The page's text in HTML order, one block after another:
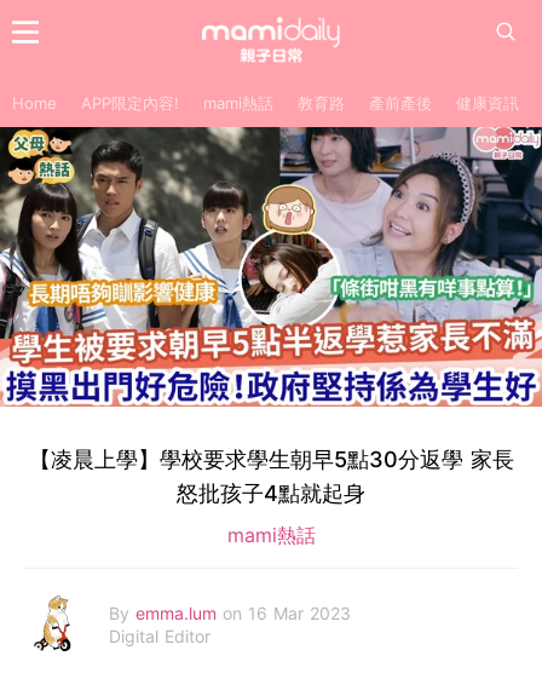
Home APP限定內容! mami熱話 教育路 產前產後 健康資訊
【凌晨上學】學校要求學生朝早5點30分返學 家長
怒批孩子4點就起身
mami熱話
By emma.lum on 16 Mar 2023
Digital Editor